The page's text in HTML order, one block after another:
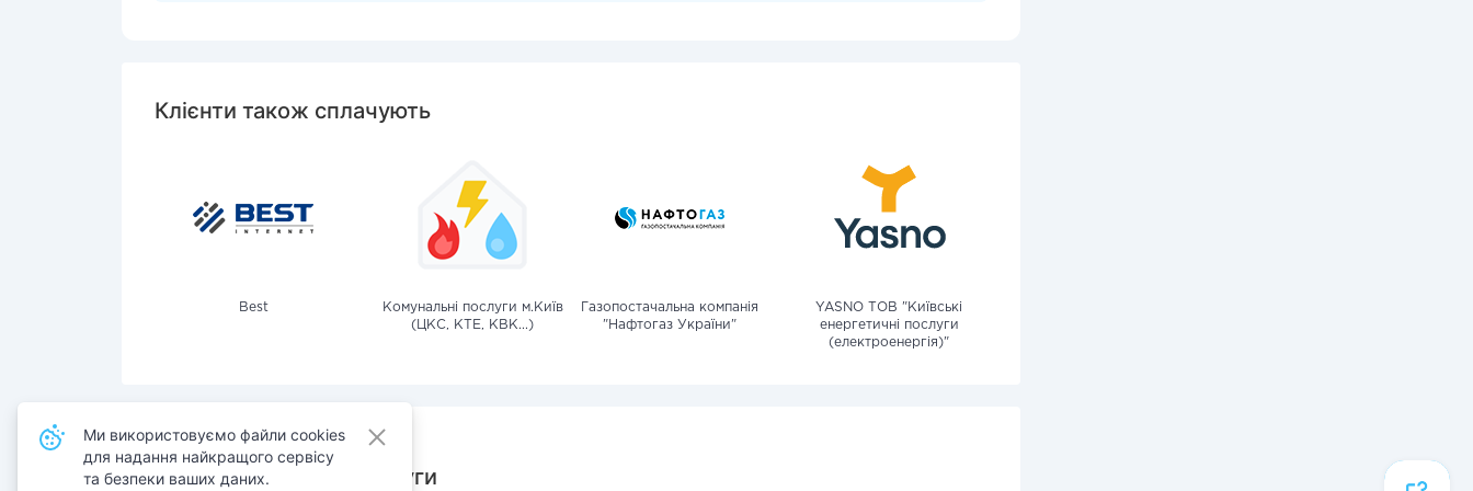
Клієнти також сплачують
Best
Комунальні послуги м.Київ
(ЦКС, КТЕ, КВК...)
Газопостачальна компанія
"Нафтогаз України"
YASNO ТОВ "Київські
енергетичні послуги
(електроенергія)"
Також сплачують послуги
Ми використовуємо файли cookies
для надання найкращого сервісу
та безпеки ваших даних.